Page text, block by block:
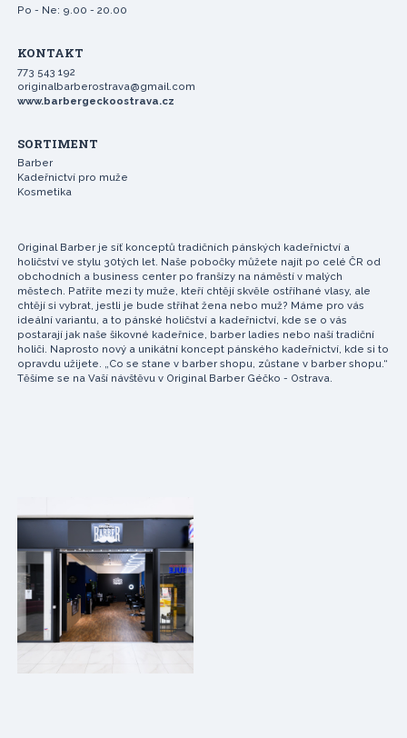
Po - Ne: 9.00 - 20.00
KONTAKT
773 543 192
originalbarberostrava@gmail.com
www.barbergeckoostrava.cz
SORTIMENT
Barber
Kadeřnictví pro muže
Kosmetika
Original Barber je síť konceptů tradičních pánských kadeřnictví a
holičství ve stylu 30tých let. Naše pobočky můžete najít po celé ČR od
obchodních a business center po franšízy na náměstí v malých
městech. Patříte mezi ty muže, kteří chtějí skvěle ostříhané vlasy, ale
chtějí si vybrat, jestli je bude stříhat žena nebo muž? Máme pro vás
ideální variantu, a to pánské holičství a kadeřnictví, kde se o vás
postarají jak naše šikovné kadeřnice, barber ladies nebo naší tradiční
holiči. Naprosto nový a unikátní koncept pánského kadeřnictví, kde si to
opravdu užijete. „Co se stane v barber shopu, zůstane v barber shopu.“
Těšíme se na Vaší návštěvu v Original Barber Géčko - Ostrava.